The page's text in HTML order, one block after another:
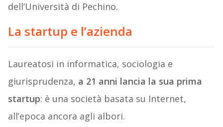
dell’Università di Pechino.
La startup e l’azienda
Laureatosi in informatica, sociologia e
giurisprudenza, a 21 anni lancia la sua prima
startup: è una società basata su Internet,
all’epoca ancora agli albori.